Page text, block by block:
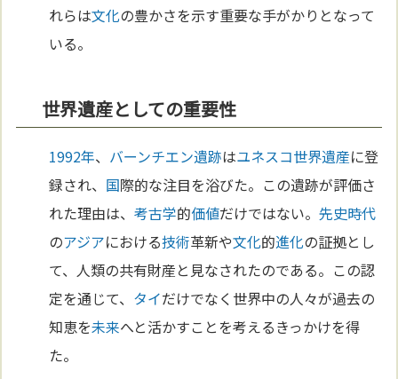
れらは文化の豊かさを示す重要な手がかりとなって
いる。
世界遺産としての重要性
1992年、 バーンチエン遺跡はユネスコ世界遺産に登
録され、 国際的な注目を浴びた。この遺跡が評価さ
れた理由は、考古学的価値だけではない。先史時代
のアジアにおける技術革新や文化的進化の証拠とし
て、人類の共有財産と見なされたのである。この認
定を通じて、 タイだけでなく世界中の人々が過去の
知恵を未来へと活かすことを考えるきっかけを得
た。